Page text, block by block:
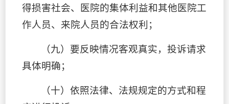
得损害社会、医院的集体利益和其他医院工
作人员、来院人员的合法权利；
（九） 要反映情况客观真实，投诉请求
具体明确；
（十） 依照法律、法规规定的方式和程